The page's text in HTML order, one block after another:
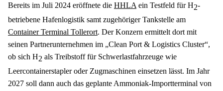
Bereits im Juli 2024 eröffnete die HHLA ein Testfeld für H2-
Container Terminal Tollerort. Der Konzern ermittelt dort mit
seinen Partnerunternehmen im „Clean Port & Logistics Cluster“,
ob sich H2 als Treibstoff für Schwerlastfahrzeuge wie
Leercontainerstapler oder Zugmaschinen einsetzen lässt. Im Jahr
2027 soll dann auch das geplante Ammoniak-Importterminal von